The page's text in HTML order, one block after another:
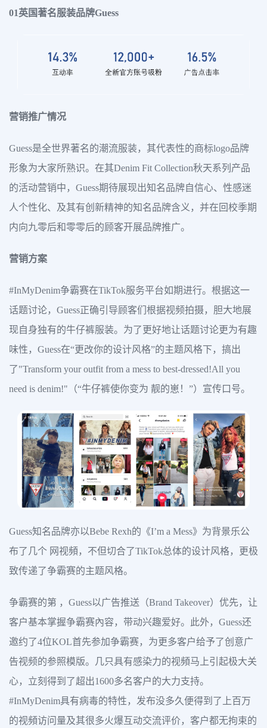
01英国著名服装品牌Guess
营销推广情况
Guess是全世界著名的潮流服装，其代表性的商标logo品牌
形象为大家所熟识。在其Denim Fit Collection秋天系列产品
的活动营销中，Guess期待展现出知名品牌自信心、性感迷
人个性化、及其有创新精神的知名品牌含义，并在回校季期
内向九零后和零零后的顾客开展品牌推广。
营销方案
#InMyDenim争霸赛在TikTok服务平台如期进行。根据这一
话题讨论，Guess正确引导顾客们根据视频拍摄，胆大地展
现自身独有的牛仔裤服装。为了更好地让话题讨论更为有趣
味性，Guess在“更改你的设计风格”的主题风格下，搞出
了"Transform your outfit from a mess to best-dressed!All you
need is denim!"（“牛仔裤使你变为 靓的崽！”）宣传口号。
Guess知名品牌亦以Bebe Rexh的《I’m a Mess》为背景乐公
布了几个 网视頻，不但切合了TikTok总体的设计风格，更极
致传递了争霸赛的主题风格。
争霸赛的第 ，Guess以广告推送（Brand Takeover）优先，让
客户基本掌握争霸赛內容，带动兴趣爱好。此外，Guess还
邀约了4位KOL首先参加争霸赛，为更多客户给予了创意广
告视频的参照模版。几只具有感染力的视頻马上引起极大关
心，立刻得到了超出1600多名客户的大力支持。
#InMyDenim具有病毒的特性，发布没多久便得到了上百万
的视頻访问量及其很多火爆互动交流评价，客户都无拘束的